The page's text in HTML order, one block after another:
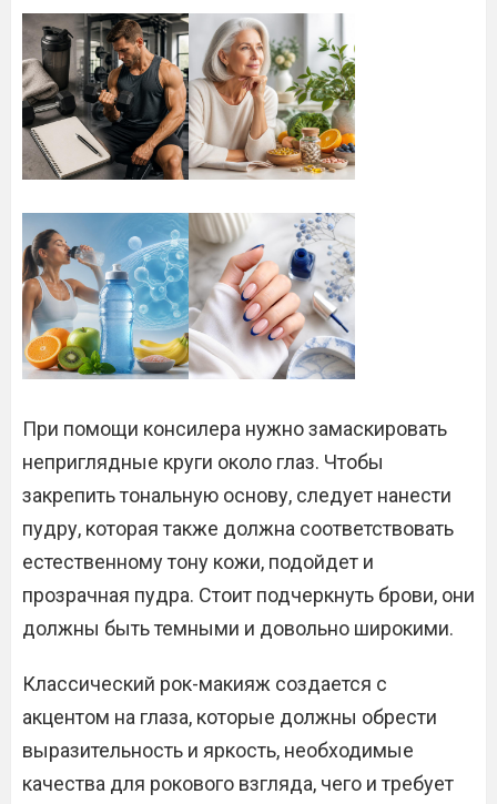
При помощи консилера нужно замаскировать
неприглядные круги около глаз. Чтобы
закрепить тональную основу, следует нанести
пудру, которая также должна соответствовать
естественному тону кожи, подойдет и
прозрачная пудра. Стоит подчеркнуть брови, они
должны быть темными и довольно широкими.
Классический рок-макияж создается с
акцентом на глаза, которые должны обрести
выразительность и яркость, необходимые
качества для рокового взгляда, чего и требует